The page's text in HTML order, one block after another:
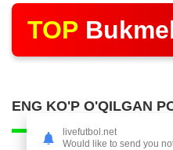
TOP
ENG KO'P O'QILGAN
livefutbol.net
Would like to send you